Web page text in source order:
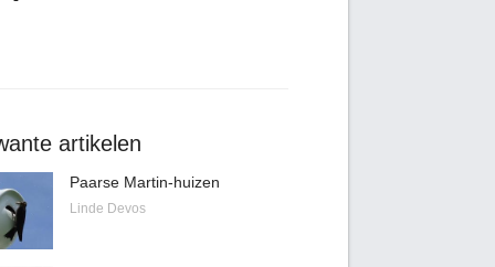
artikelen
Paarse Martin-huizen
Linde Devos